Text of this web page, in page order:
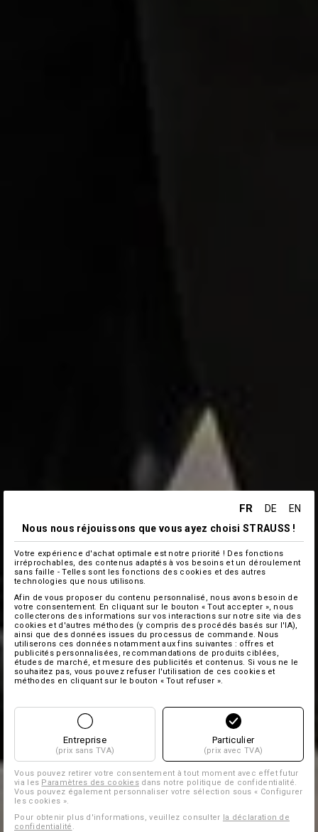
FR DE
EN
Nous nous réjouissons que vous ayez choisi STRAUSS !
Votre expérience d'achat optimale est notre priorité ! Des fonctions
irréprochables, des contenus adaptés à vos besoins et un déroulement
sans faille - Telles sont les fonctions des cookies et des autres
technologies que nous utilisons.
Afin de vous proposer du contenu personnalisé, nous avons besoin de
votre consentement. En cliquant sur le bouton « Tout accepter », nous
collecterons des informations sur vos interactions sur notre site via des
cookies et d'autres méthodes (y compris des procédés basés sur l'IA),
ainsi que des données issues du processus de commande. Nous
utiliserons ces données notamment aux fins suivantes : offres et
publicités personnalisées, recommandations de produits ciblées,
études de marché, et mesure des publicités et contenus. Si vous ne le
souhaitez pas, vous pouvez refuser l'utilisation de ces cookies et
méthodes en cliquant sur le bouton « Tout refuser ».
Entreprise
(prix sans TVA)
Particulier
(prix avec TVA)
Vous pouvez retirer votre consentement à tout moment avec effet futur
via les Paramètres des cookies dans notre politique de confidentialité.
Vous pouvez également personnaliser votre sélection sous « Configurer
les cookies ».
Pour obtenir plus d'informations, veuillez consulter la déclaration de
confidentialité .